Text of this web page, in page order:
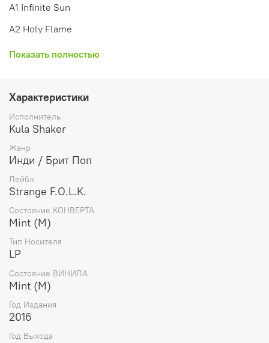
A1 Infinite Sun
A2 Holy Flame
A3 Death Of Democracy
A5 Here Come My Demons
B1 33 Crows
B2 Oh Mary
B3 High Noon
B4 Hari Bol (The Sweetest Sweet)
B5 Get Right Get Ready
B6 Mountain Lifter
Показать полностью
Характеристики
Исполнитель
Kula Shaker
Жанр
Инди / Брит Поп
Лейбл
Strange F.O.L.K.
Состояние КОНВЕРТА
Mint (M)
Тип Носителя
LP
Состояние ВИНИЛА
Mint (M)
Год Издания
2016
Год Выхода